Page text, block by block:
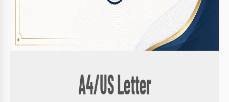
Druckfertige A4- und US-Briefgrößen
Anpassbare Datums- und Unterschriftszeilen
Personalisiere den Text für das spezifische Ereignis.